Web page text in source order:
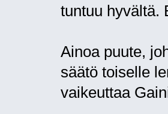
tuntuu hyvältä.
Ainoa puute,
säätö toiselle
vaikeuttaa